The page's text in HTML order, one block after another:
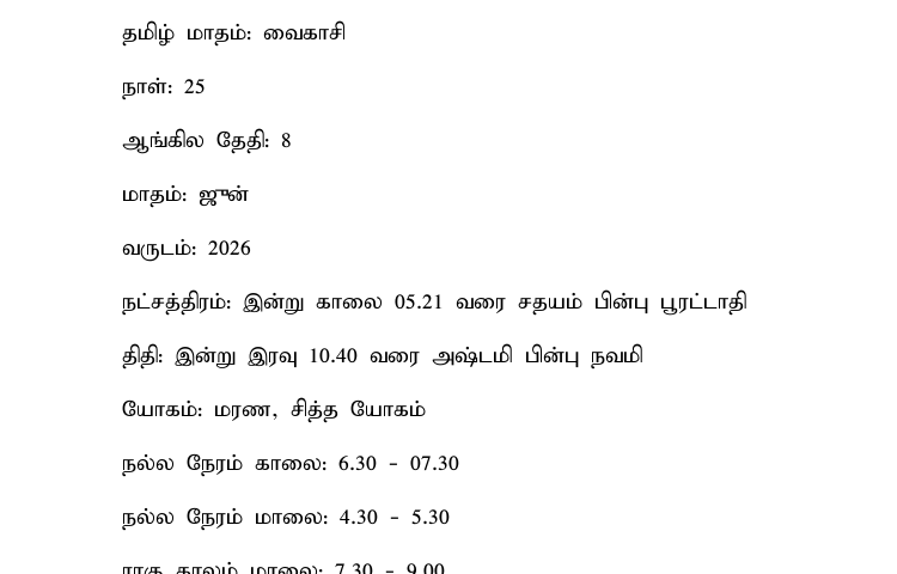
தமிழ் மாதம்: வைகாசி
நாள்: 25
ஆங்கில தேதி: 8
மாதம்: ஜுன்
வருடம்: 2026
நட்சத்திரம்: இன்று காலை 05.21 வரை சதயம் பின்பு பூரட்டாதி
திதி: இன்று இரவு 10.40 வரை அஷ்டமி பின்பு நவமி
யோகம்: மரண, சித்த யோகம்
நல்ல நேரம் காலை: 6.30 - 07.30
நல்ல நேரம் மாலை: 4.30 - 5.30